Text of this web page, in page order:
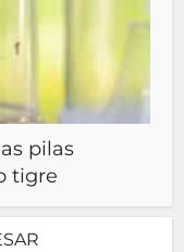
pilas
tigre